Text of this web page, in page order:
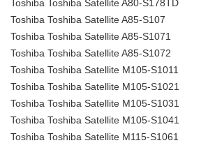
Toshiba Toshiba Satellite A80-S178TD
Toshiba Toshiba Satellite A85-S107
Toshiba Toshiba Satellite A85-S1071
Toshiba Toshiba Satellite A85-S1072
Toshiba Toshiba Satellite M105-S1011
Toshiba Toshiba Satellite M105-S1021
Toshiba Toshiba Satellite M105-S1031
Toshiba Toshiba Satellite M105-S1041
Toshiba Toshiba Satellite M115-S1061